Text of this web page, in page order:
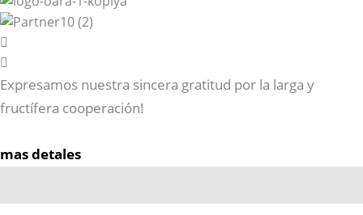
Expresamos nuestra sincera gratitud por la larga y
fructífera cooperación!
mas detales